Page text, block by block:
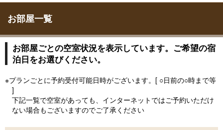
お部屋一覧
お部屋ごとの空室状況を表示しています。ご希望の宿
泊日をお選びください。
※プランごとに予約受付可能日時がございます。[ ○日前の○時まで等
]
下記一覧で空室があっても、インターネットではご予約いただけ
ない場合もございますのでご了承ください